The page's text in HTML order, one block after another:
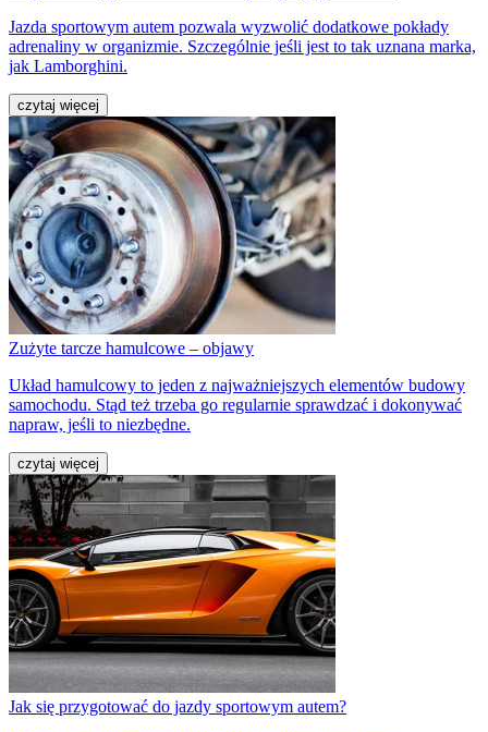
Jazda sportowym autem pozwala wyzwolić dodatkowe pokłady
adrenaliny w organizmie. Szczególnie jeśli jest to tak uznana marka,
jak Lamborghini.
czytaj więcej
Zużyte tarcze hamulcowe – objawy
Układ hamulcowy to jeden z najważniejszych elementów budowy
samochodu. Stąd też trzeba go regularnie sprawdzać i dokonywać
napraw, jeśli to niezbędne.
czytaj więcej
Jak się przygotować do jazdy sportowym autem?